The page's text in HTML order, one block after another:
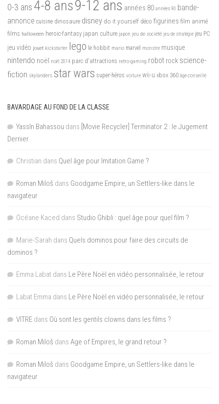
0-3 ans 4-8 ans9-12 ans années 80 années 90 bande-
annonce cuisine dinosaure disney do it yourself déco figurines film animé
films halloween heroic-fantasy japan culture japon jeu de société jeu de stratégie jeu PC
jeu vidéo jouet kickstarter lego le hobbit mario marvel monstre musique
nintendo noël noël 2014 parc d'attractions retro-gaming robot rock science-
fiction skylanders star wars super-héros voiture wii-u xbox 360 âge conseillé
BAVARDAGE AU FOND DE LA CLASSE
YassIn Bahassou dans [Movie Recycler] Terminator 2 : le Jugement
Dernier
Christian dans Quel âge pour Imitation Game ?
Roman Miloš dans Goodgame Empire, un Settlers-like dans le
navigateur
Océane Kaced dans Studio Ghibli : quel âge pour quel film ?
Marie-Sarah dans Quels dominos pour faire des circuits de
dominos ?
Emma Labat dans Le Père Noël en vidéo personnalisée, le retour
Labat Emma dans Le Père Noël en vidéo personnalisée, le retour
VITRE dans Où sont les gentils clowns dans les films ?
Roman Miloš dans Age of Empires, le grand retour ?
Roman Miloš dans Goodgame Empire, un Settlers-like dans le
navigateur